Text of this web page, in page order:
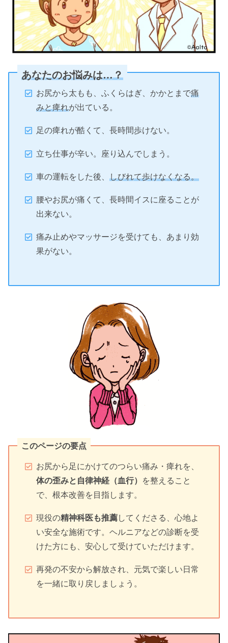
あなたのお悩みは…？
お尻から太もも、ふくらはぎ、かかとまで痛
みと痺れが出ている。
足の痺れが酷くて、長時間歩けない。
立ち仕事が辛い。座り込んでしまう。
車の運転をした後、しびれて歩けなくなる。
腰やお尻が痛くて、長時間イスに座ることが
出来ない。
痛み止めやマッサージを受けても、あまり効
果がない。
このページの要点
お尻から足にかけてのつらい痛み・痺れを、
体の歪みと自律神経（血行）
を整えること
で、根本改善を目指します。
現役の精神科医も推薦してくださる、心地よ
い安全な施術です。ヘルニアなどの診断を受
けた方にも、安心して受けていただけます。
再発の不安から解放され、元気で楽しい日常
を一緒に取り戻しましょう。